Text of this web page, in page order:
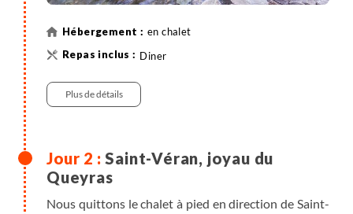
en chalet
Diner
Plus de détails
Saint-Véran, joyau du
Queyras
Nous quittons le chalet à pied en direction de Saint-